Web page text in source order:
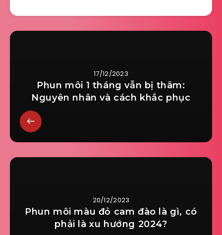
17/12/2023
Phun môi 1 tháng vẫn bị thâm:
Nguyên nhân và cách khắc phục
20/12/2023
Phun môi màu đỏ cam đào là gì, có
phải là xu hướng 2024?